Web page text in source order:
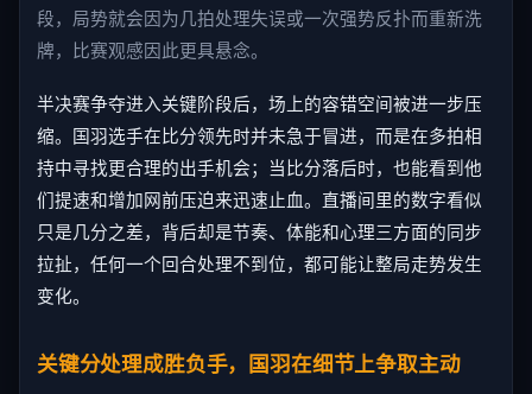
段，局势就会因为几拍处理失误或一次强势反扑而重新洗
牌，比赛观感因此更具悬念。
半决赛争夺进入关键阶段后，场上的容错空间被进一步压
缩。国羽选手在比分领先时并未急于冒进，而是在多拍相
持中寻找更合理的出手机会；当比分落后时，也能看到他
们提速和增加网前压迫来迅速止血。直播间里的数字看似
只是几分之差，背后却是节奏、体能和心理三方面的同步
拉扯，任何一个回合处理不到位，都可能让整局走势发生
变化。
关键分处理成胜负手，国羽在细节上争取主动